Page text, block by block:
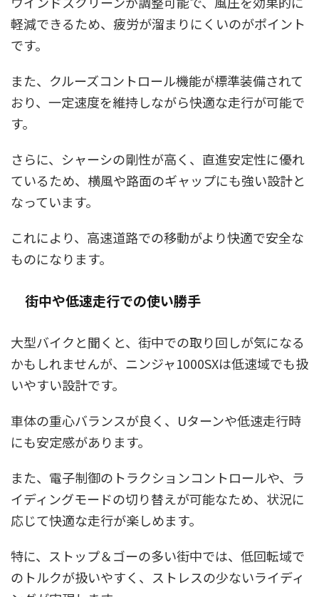
軽減できるため、疲労が溜まりにくいのがポイント
です。
また、クルーズコントロール機能が標準装備されて
おり、一定速度を維持しながら快適な走行が可能で
す。
さらに、シャーシの剛性が高く、直進安定性に優れ
ているため、横風や路面のギャップにも強い設計と
なっています。
これにより、高速道路での移動がより快適で安全な
ものになります。
街中や低速走行での使い勝手
大型バイクと聞くと、街中での取り回しが気になる
かもしれませんが、ニンジャ1000SXは低速域でも扱
いやすい設計です。
車体の重心バランスが良く、Uターンや低速走行時
にも安定感があります。
また、電子制御のトラクションコントロールや、ラ
イディングモードの切り替えが可能なため、状況に
応じて快適な走行が楽しめます。
特に、ストップ＆ゴーの多い街中では、低回転域で
のトルクが扱いやすく、ストレスの少ないライディ